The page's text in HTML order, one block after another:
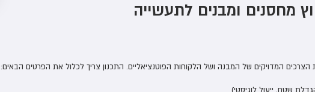
מחסנים ומבנים לתעשייה
המדויקים של המבנה ושל הלקוחות הפוטנציאליים. התכנון צריך לכלול את הפרטים הבאים:
שטח, ייעול לוגיסטי)